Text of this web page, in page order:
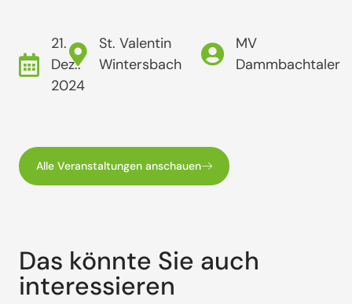
21.
Dez..
2024
St. Valentin
Wintersbach
MV
Dammbachtaler
Alle Veranstaltungen anschauen
Das könnte Sie auch
interessieren